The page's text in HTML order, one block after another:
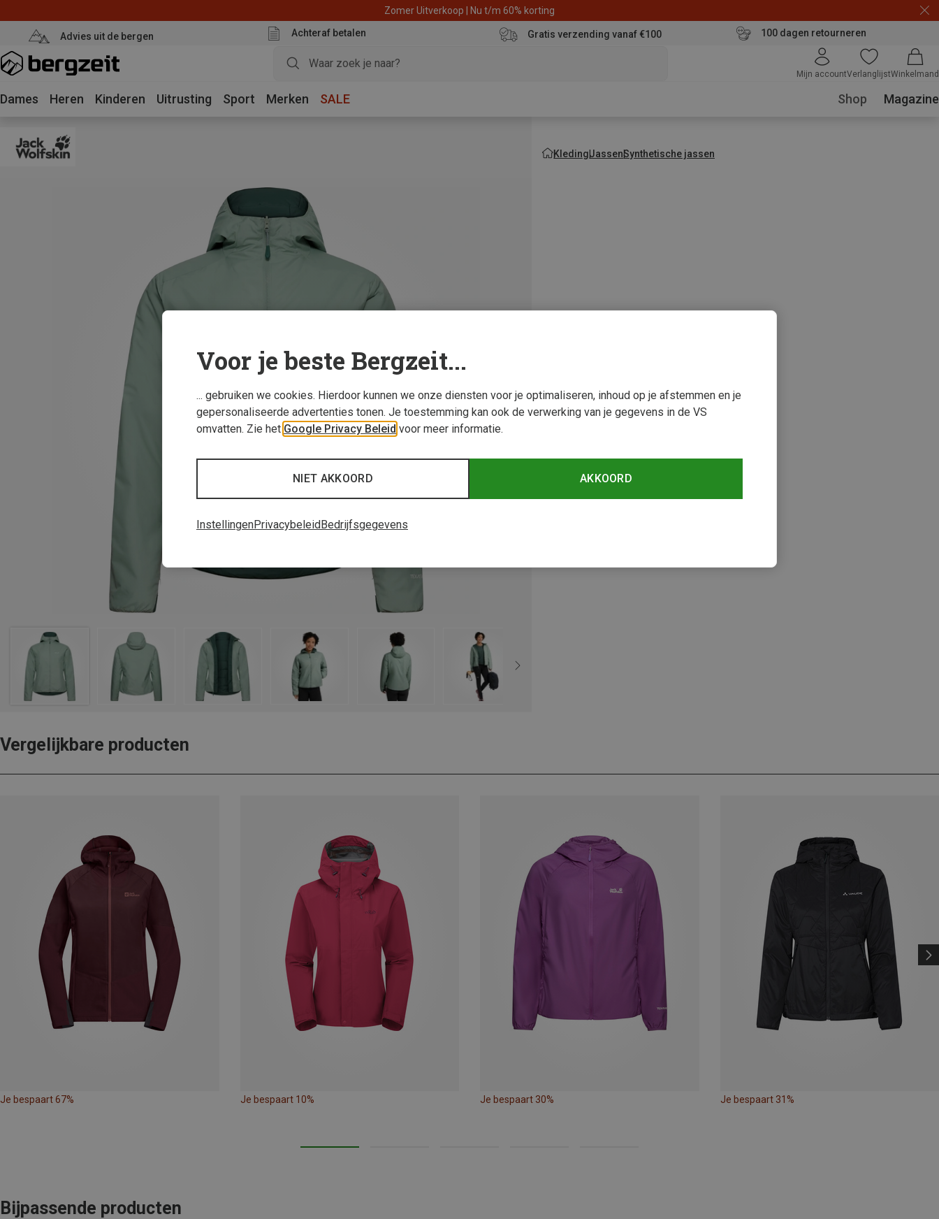
Zomer Uitverkoop | Nu t/m 60% korting
Advies uit de bergen Achteraf betalen Gratis verzending vanaf €100 100 dagen retourneren
Mijn accountVerlanglijstWinkelmand
Dames Heren Kinderen Uitrusting Sport Merken SALE Shop Magazine
KledingJassenSynthetische jassen
Vergelijkbare producten
Je bespaart 67% Je bespaart 10% Je bespaart 30% Je bespaart 31%
Bijpassende producten
Voor je beste Bergzeit...
... gebruiken we cookies. Hierdoor kunnen we onze diensten voor je optimaliseren, inhoud op je afstemmen en je
gepersonaliseerde advertenties tonen. Je toestemming kan ook de verwerking van je gegevens in de VS
omvatten. Zie het Google Privacy Beleid voor meer informatie.
AKKOORD
NIET AKKOORD
InstellingenPrivacybeleidBedrijfsgegevens